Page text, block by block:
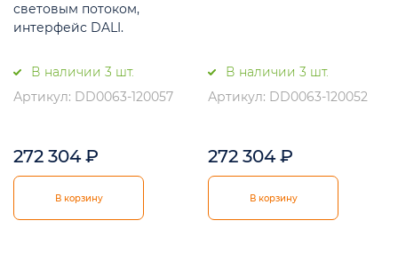
световым потоком,
интерфейс DALI.
В наличии 3 шт.
Артикул: DD0063-120057
272 304₽
В корзину
В наличии 3 шт.
Артикул: DD0063-120052
272 304₽
В корзину